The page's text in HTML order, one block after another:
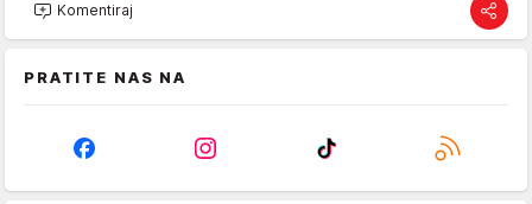
Komentiraj
PRATITE NAS NA